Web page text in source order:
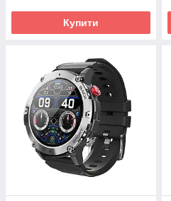
Купити